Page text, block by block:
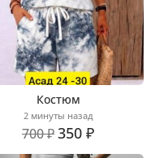
Костюм
2 минуты назад
700 ₽350 ₽